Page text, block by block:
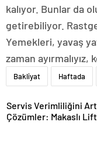
kalıyor. Bunlar da
getirebiliyor.
Yemekleri, yavaş
zaman ayırmalıyız,
Bakliyat Haftada
Servis Verimliliğini
Çözümler: Makaslı